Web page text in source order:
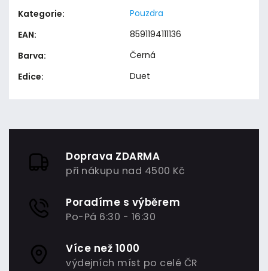
Kategorie:
Pouzdra
EAN:
8591194111136
Barva:
Černá
Edice: Duet
Doprava ZDARMA
při nákupu nad 4500 Kč
Poradíme s výběrem
Po-Pá 6:30 - 16:30
Více než 1000
výdejních míst po celé ČR